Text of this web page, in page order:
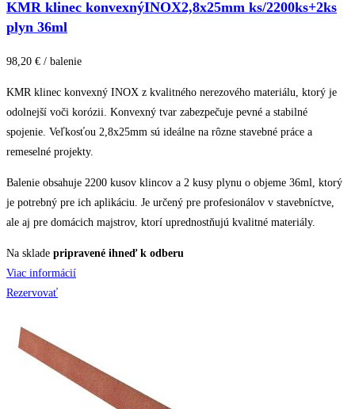
KMR klinec konvexnýINOX2,8x25mm ks/2200ks+2ks
plyn 36ml
98,20 € / balenie
KMR klinec konvexný INOX z kvalitného nerezového materiálu, ktorý je
odolnejší voči korózii. Konvexný tvar zabezpečuje pevné a stabilné
spojenie. Veľkosťou 2,8x25mm sú ideálne na rôzne stavebné práce a
remeselné projekty.
Balenie obsahuje 2200 kusov klincov a 2 kusy plynu o objeme 36ml, ktorý
je potrebný pre ich aplikáciu. Je určený pre profesionálov v stavebníctve,
ale aj pre domácich majstrov, ktorí uprednostňujú kvalitné materiály.
Na sklade pripravené ihneď k odberu
Viac informácií
Rezervovať